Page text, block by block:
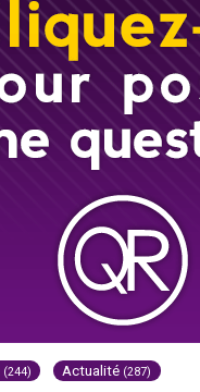
(244) Actualité (287)